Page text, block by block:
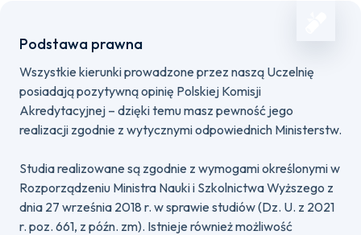
Podstawa prawna
Wszystkie kierunki prowadzone przez naszą Uczelnię
posiadają pozytywną opinię Polskiej Komisji
Akredytacyjnej – dzięki temu masz pewność jego
realizacji zgodnie z wytycznymi odpowiednich Ministerstw.
Studia realizowane są zgodnie z wymogami określonymi w
Rozporządzeniu Ministra Nauki i Szkolnictwa Wyższego z
dnia 27 września 2018 r. w sprawie studiów (Dz. U. z 2021
r. poz. 661, z późn. zm). Istnieje również możliwość